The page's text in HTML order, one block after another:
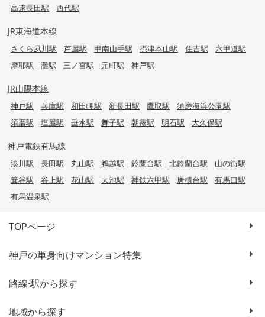
高速長田駅
西代駅
JR東海道本線
さくら夙川駅 芦屋駅 甲南山手駅 摂津本山駅 住吉駅
六甲道駅
摩耶駅
灘駅 三ノ宮駅 元町駅 神戸駅
JR山陽本線
神戸駅 兵庫駅 和田岬駅 新長田駅 鷹取駅
須磨海浜公園駅
須磨駅
塩屋駅 垂水駅 舞子駅 朝霧駅 明石駅 大久保駅
神戸電鉄有馬線
湊川駅 長田駅 丸山駅 鵯越駅 鈴蘭台駅 北鈴蘭台駅
山の街駅
箕谷駅
谷上駅 花山駅 大池駅 神鉄六甲駅 唐櫃台駅
有馬口駅
有馬温泉駅
TOPページ
神戸の単身向けマンション特集
路線·駅から探す
地域から探す